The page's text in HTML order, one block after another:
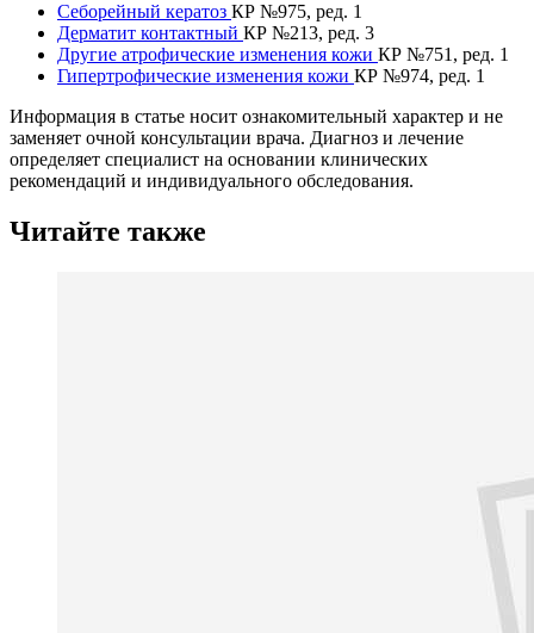
Себорейный кератоз КР №975, ред. 1
Дерматит контактный КР №213, ред. 3
Другие атрофические изменения кожи КР №751, ред. 1
Гипертрофические изменения кожи КР №974, ред. 1
Информация в статье носит ознакомительный характер и не
заменяет очной консультации врача. Диагноз и лечение
определяет специалист на основании клинических
рекомендаций и индивидуального обследования.
Читайте также